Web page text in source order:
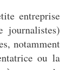
entreprise
journalistes)
notamment
ou la